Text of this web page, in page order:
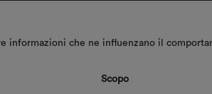
informazioni che ne influenzano il
Scopo